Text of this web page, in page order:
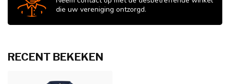
die uw vereniging ontzorgd.
RECENT BEKEKEN